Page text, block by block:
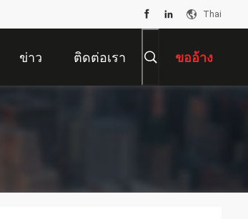
Thai
ข่าว ติดต่อเรา ขออ้าง